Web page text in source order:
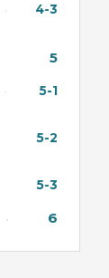
4-3
5
5-1
5-2
5-3
6